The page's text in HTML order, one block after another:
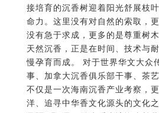
接培育的沉香树迎着阳光舒展枝
命力。这里没有对自然的索取，
没有急于求成，更多的是尊重树
天然沉香，正是在时间、技术与
慢孕育而成。 对于世界华文大众
事、加拿大沉香俱乐部干事、茶
不仅是一次海南沉香产业考察，
洋、追寻中华香文化源头的文化